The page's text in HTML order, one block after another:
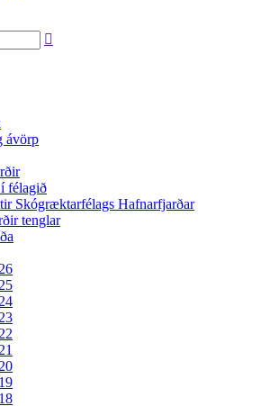
ávörp
félagið
Skógræktarfélags Hafnarfjarðar
tenglar